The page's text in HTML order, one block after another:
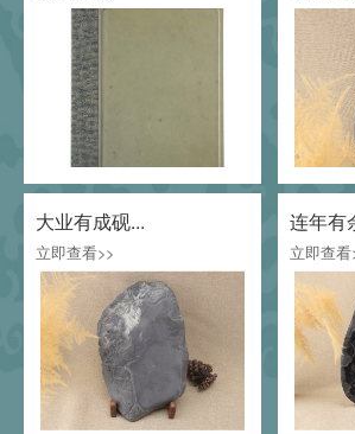
大业有成砚...
立即查看>>
连年有
立即查看